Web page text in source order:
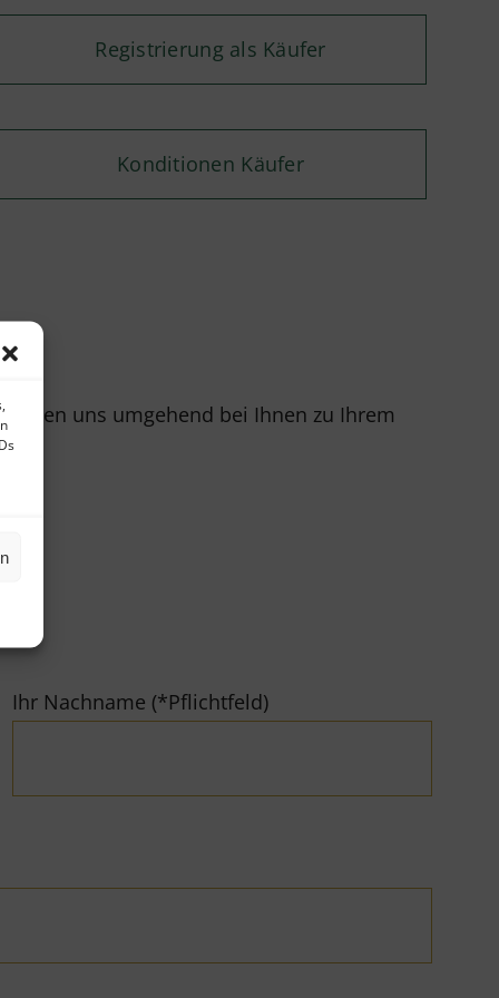
Registrierung als Käufer
Konditionen Käufer
uns umgehend bei Ihnen zu Ihrem
Ihr Nachname (*Pflichtfeld)